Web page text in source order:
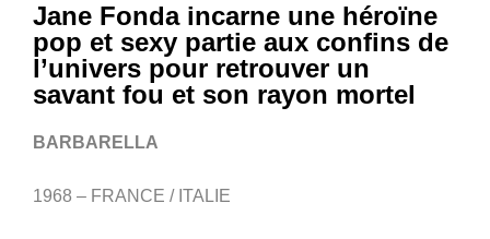
Jane Fonda incarne une héroïne
pop et sexy partie aux confins de
l’univers pour retrouver un
savant fou et son rayon mortel
BARBARELLA
1968 – FRANCE / ITALIE